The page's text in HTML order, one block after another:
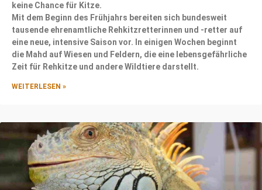
keine Chance für Kitze.
Mit dem Beginn des Frühjahrs bereiten sich bundesweit
tausende ehrenamtliche Rehkitzretterinnen und -retter auf
eine neue, intensive Saison vor. In einigen Wochen beginnt
die Mahd auf Wiesen und Feldern, die eine lebensgefährliche
Zeit für Rehkitze und andere Wildtiere darstellt.
WEITERLESEN »